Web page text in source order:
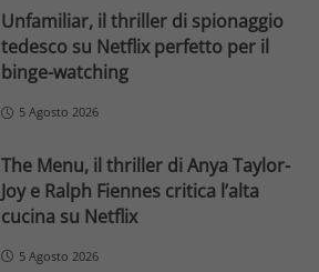
Unfamiliar, il thriller di spionaggio
tedesco su Netflix perfetto per il
binge-watching
5 Agosto 2026
The Menu, il thriller di Anya Taylor-
Joy e Ralph Fiennes critica l’alta
cucina su Netflix
5 Agosto 2026